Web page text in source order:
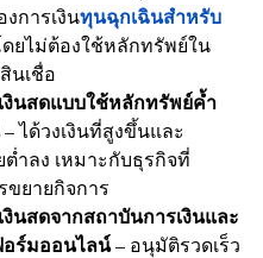
งการเงินทุนฉุกเฉินสำหรับ
ยไม่ต้องใช้หลักทรัพย์ใน
นเชื่อ
งินสดแบบใช้หลักทรัพย์ค้ำ
– ได้วงเงินที่สูงขึ้นและ
ต่ำลง เหมาะกับธุรกิจที่
ขยายกิจการ
งินสดจากสถาบันการเงินและ
ร์มออนไลน์ – อนุมัติรวดเร็ว